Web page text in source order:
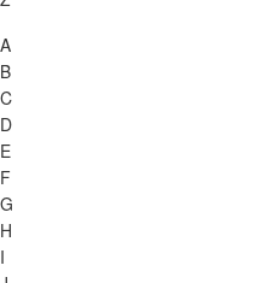
A
B
C
D
E
F
G
H
I